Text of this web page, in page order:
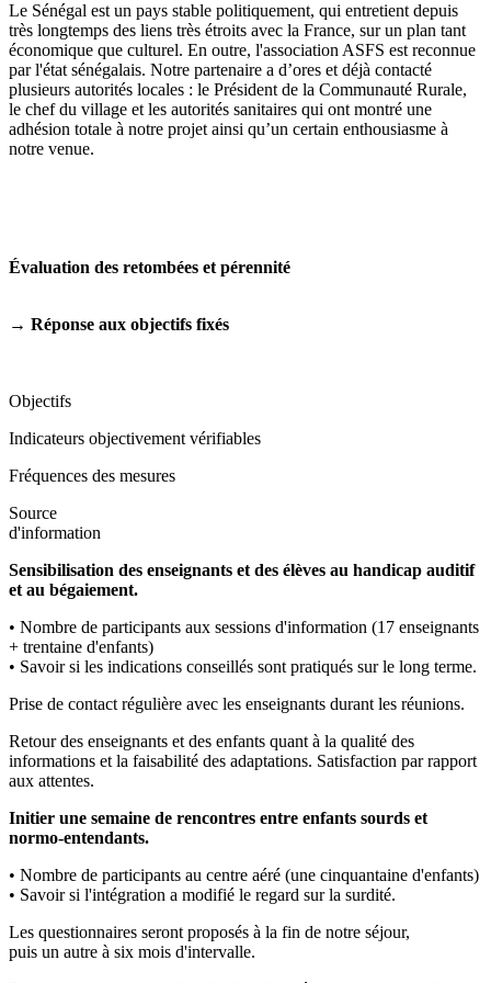
Le Sénégal est un pays stable politiquement, qui entretient depuis
très longtemps des liens très étroits avec la France, sur un plan tant
économique que culturel. En outre, l'association ASFS est reconnue
par l'état sénégalais. Notre partenaire a d’ores et déjà contacté
plusieurs autorités locales : le Président de la Communauté Rurale,
le chef du village et les autorités sanitaires qui ont montré une
adhésion totale à notre projet ainsi qu’un certain enthousiasme à
notre venue.
Évaluation des retombées et pérennité
→ Réponse aux objectifs fixés
Objectifs
Indicateurs objectivement vérifiables
Fréquences des mesures
Source
d'information
Sensibilisation des enseignants et des élèves au handicap auditif
et au bégaiement.
• Nombre de participants aux sessions d'information (17 enseignants
+ trentaine d'enfants)
• Savoir si les indications conseillés sont pratiqués sur le long terme.
Prise de contact régulière avec les enseignants durant les réunions.
Retour des enseignants et des enfants quant à la qualité des
informations et la faisabilité des adaptations. Satisfaction par rapport
aux attentes.
Initier une semaine de rencontres entre enfants sourds et
normo-entendants.
• Nombre de participants au centre aéré (une cinquantaine d'enfants)
• Savoir si l'intégration a modifié le regard sur la surdité.
Les questionnaires seront proposés à la fin de notre séjour,
puis un autre à six mois d'intervalle.